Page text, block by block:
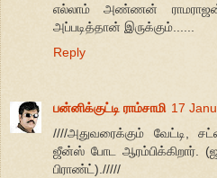
எல்லாம் அண்ணன்
அப்படித்தான் இருக்கும்......
Reply
பன்னிக்குட்டி ராம்சாமி 17
////அதுவரைக்கும் வேட்டி,
ஜீன்ஸ் போட ஆரம்பிக்கிறார்.
பிராண்ட்)./////